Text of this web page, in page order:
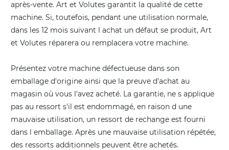
après-vente. Art et Volutes garantit la qualité de cette
machine. Si, toutefois, pendant une utilisation normale,
dans les 12 mois suivant l achat un défaut se produit, Art
et Volutes réparera ou remplacera votre machine.
Présentez votre machine défectueuse dans son
emballage d'origine ainsi que la preuve d'achat au
magasin où vous l'avez acheté. La garantie, ne s applique
pas au ressort s'il est endommagé, en raison d une
mauvaise utilisation, un ressort de rechange est fourni
dans l emballage. Après une mauvaise utilisation répétée,
des ressorts additionnels peuvent être achetés.